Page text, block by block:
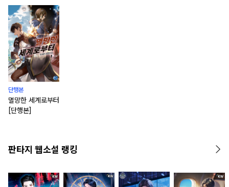
단행본
멸망한 세계로부터
[단행본]
판타지 웹소설 랭킹